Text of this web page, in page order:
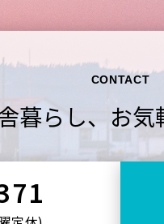
CONTACT
暮らし、 お気